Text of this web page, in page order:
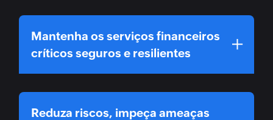
Mantenha os serviços financeiros
críticos seguros e resilientes
Reduza riscos, impeça ameaças